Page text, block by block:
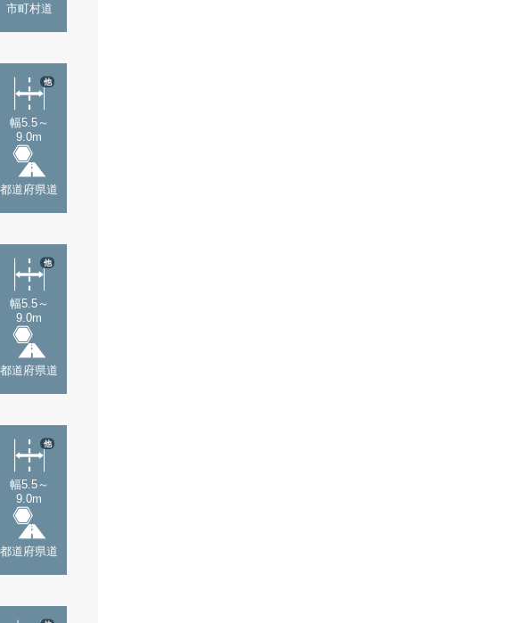
市町村道
幅5.5～
9.0m
他
都道府県道
幅5.5～
9.0m
他
都道府県道
幅5.5～
9.0m
他
都道府県道